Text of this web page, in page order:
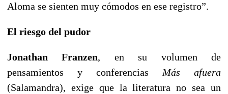
Aloma se sienten muy cómodos en ese registro”.
El riesgo del pudor
Jonathan Franzen, en su volumen de
pensamientos y conferencias Más afuera
(Salamandra), exige que la literatura no sea un